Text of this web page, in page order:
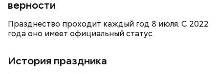
верности
Празднество проходит каждый год 8 июля. С 2022
года оно имеет официальный статус.
История праздника
Петр Безсилко сегодня работает в Управлении
Департамента ГОЧСиПБ Восточного округа
столицы. В 1986 году он служил в полку
гражданской обороны под Донецком. В день
прибыть в Чернобыль.